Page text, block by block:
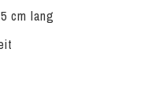
cm lang